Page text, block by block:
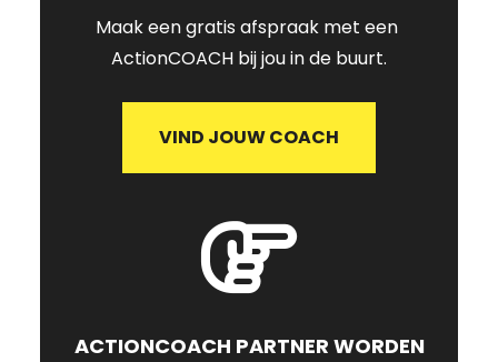
Maak een gratis afspraak met een
ActionCOACH bij jou in de buurt.
VIND JOUW COACH
ACTIONCOACH PARTNER WORDEN